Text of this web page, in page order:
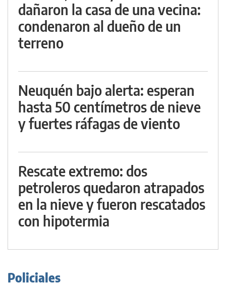
dañaron la casa de una vecina:
condenaron al dueño de un
terreno
Neuquén bajo alerta: esperan
hasta 50 centímetros de nieve
y fuertes ráfagas de viento
Rescate extremo: dos
petroleros quedaron atrapados
en la nieve y fueron rescatados
con hipotermia
Policiales